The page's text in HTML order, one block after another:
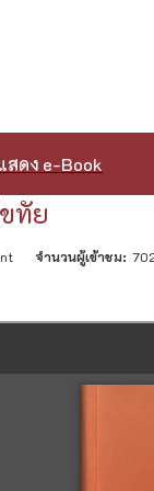
สดง e-Book
ทัย
จำนวนผู้เข้าชม: